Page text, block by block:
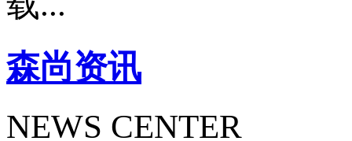
森尚资讯
NEWS CENTER